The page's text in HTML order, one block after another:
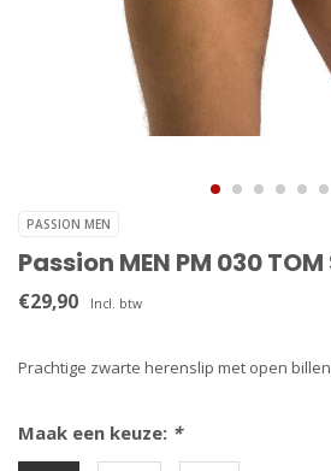
PASSION MEN
Passion MEN PM 030
€29,90 Incl. btw
Prachtige zwarte herenslip met open
Maak een keuze: *